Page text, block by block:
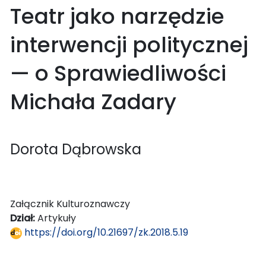
Teatr jako narzędzie
interwencji politycznej
— o Sprawiedliwości
Michała Zadary
Dorota Dąbrowska
Załącznik Kulturoznawczy
Dział:Artykuły
https://doi.org/10.21697/zk.2018.5.19